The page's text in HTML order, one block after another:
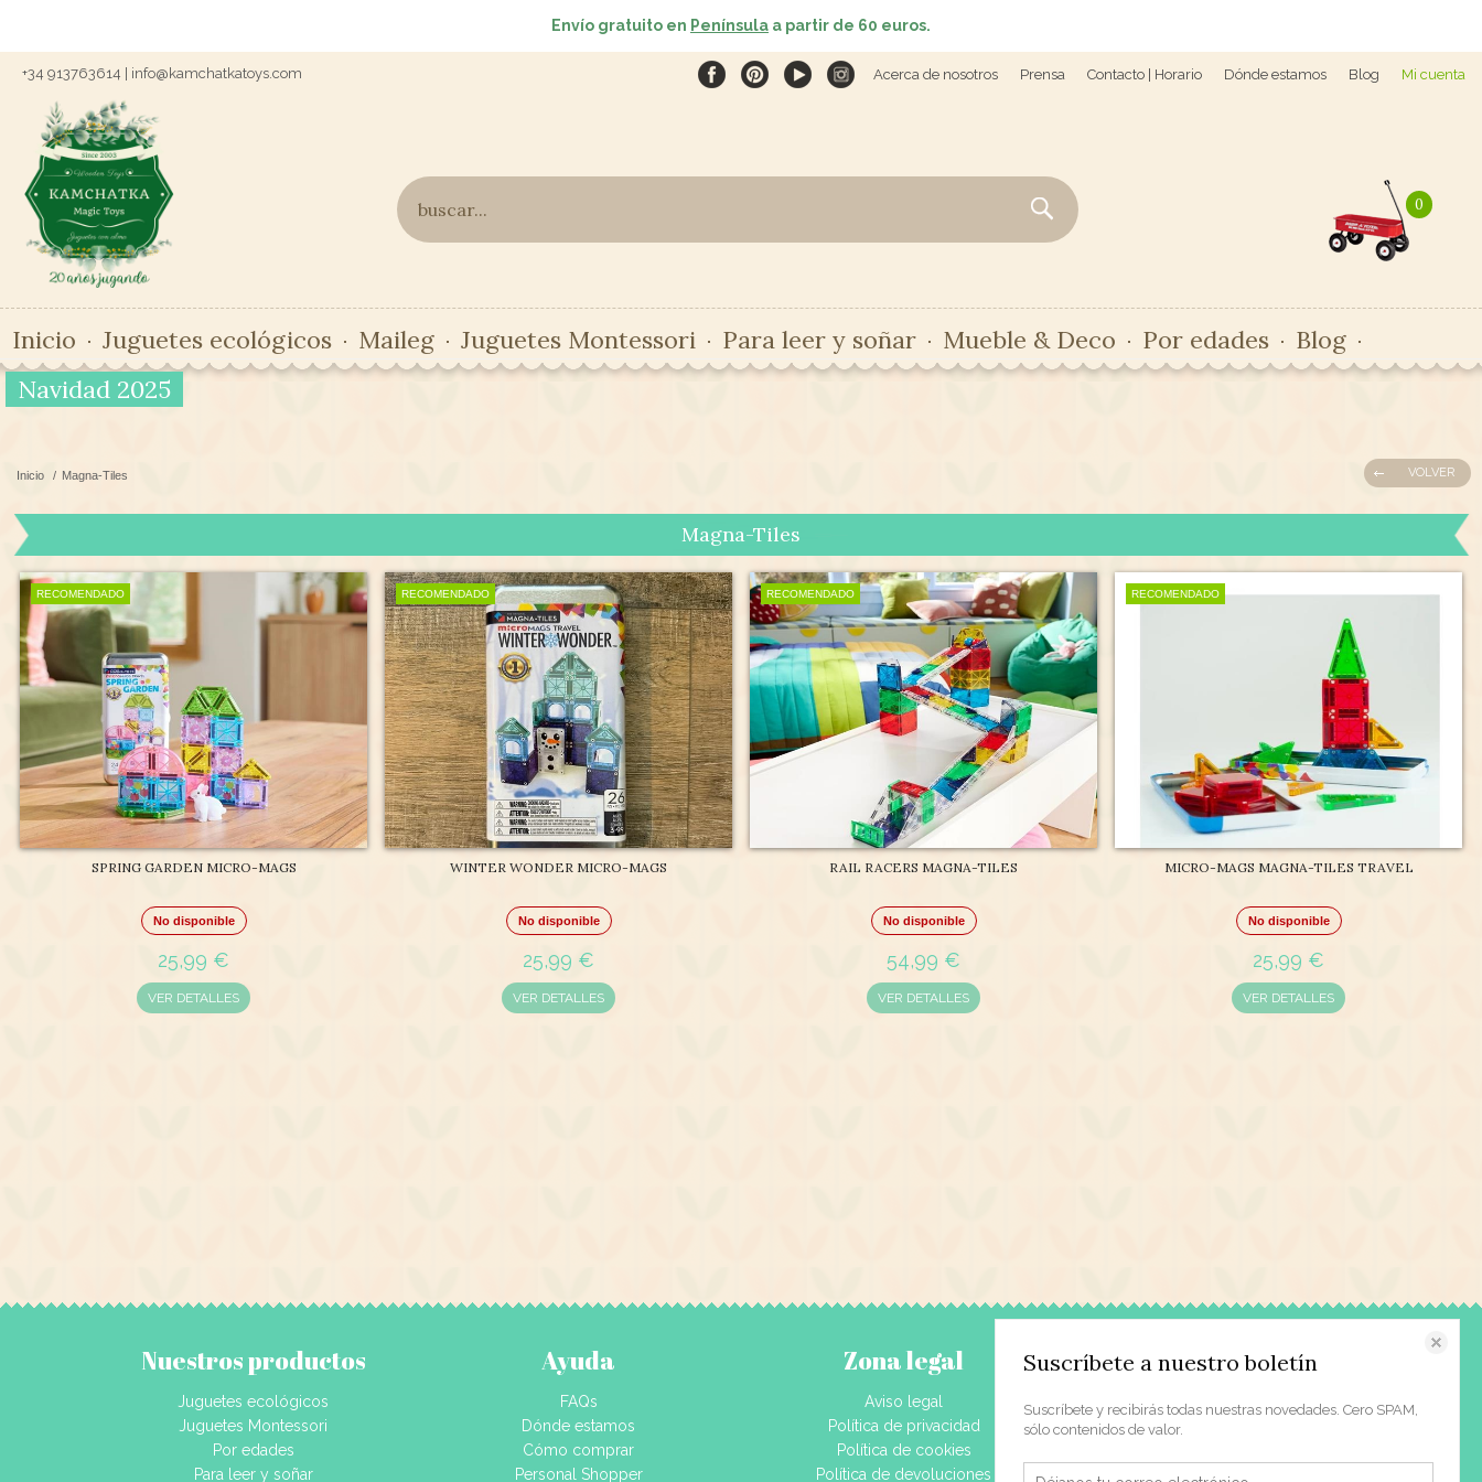
Envío gratuito en Península a partir de 60 euros.
+34 913763614 | info@kamchatkatoys.com Acerca de nosotros Prensa Contacto | Horario Dónde estamos Blog Mi cuenta
0
Inicio Juguetes ecológicos Maileg Juguetes Montessori Para leer y soñar Mueble & Deco Por edades
Blog
Navidad 2025
Inicio / Magna-Tiles VOLVER
Magna-Tiles
RECOMENDADO
SPRING GARDEN MICRO-MAGS
No disponible
25,99 €
VER DETALLES
RECOMENDADO
WINTER WONDER MICRO-MAGS
No disponible
25,99 €
VER DETALLES
RECOMENDADO
RAIL RACERS MAGNA-TILES
No disponible
54,99 €
VER DETALLES
RECOMENDADO
MICRO-MAGS MAGNA-TILES TRAVEL
No disponible
25,99 €
VER DETALLES
Nuestros productos
Juguetes ecológicos
Juguetes Montessori
Por edades
Para leer y soñar
Ayuda
FAQs
Dónde estamos
Cómo comprar
Personal Shopper
Zona legal
Aviso legal
Política de privacidad
Política de cookies
Política de devoluciones
Contacto
Acerca de nosotros
Dónde estamos
Suscríbete a nuestro boletín
Suscríbete y recibirás todas nuestras novedades. Cero SPAM,
sólo contenidos de valor.